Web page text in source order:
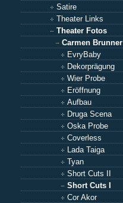
Satire
Theater Links
Theater Fotos
Carmen Brunner
EvryBaby
Dekorprägung
Wier Probe
Eröffnung
Aufbau
Druga Scena
Oska Probe
Coverless
Lada Taiga
Tyan
Short Cuts II
Short Cuts I
Cor Akor